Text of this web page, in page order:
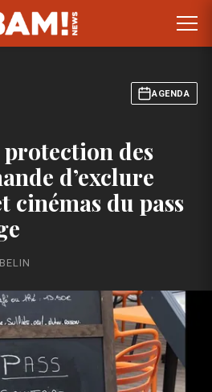
AGENDA
protection des
d’exclure
cinémas du pass